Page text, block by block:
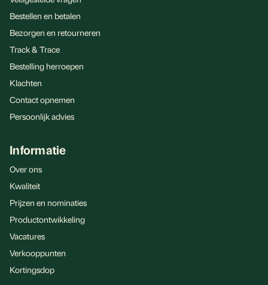
Bestellen en betalen
Bezorgen en retourneren
Track & Trace
Bestelling herroepen
Klachten
Contact opnemen
Persoonlijk advies
Informatie
Over ons
Kwaliteit
Prijzen en nominaties
Productontwikkeling
Vacatures
Verkooppunten
Kortingsdop